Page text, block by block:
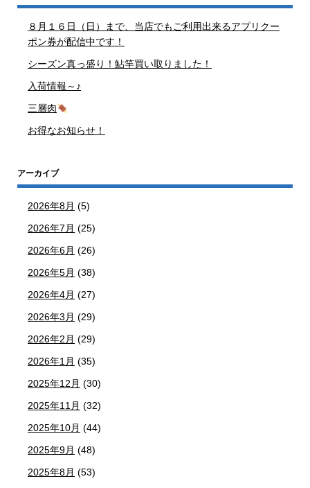
８月１６日（日）まで、当店でもご利用出来るアプリクー
ポン券が配信中です！
シーズン真っ盛り！鮎竿買い取りました！
入荷情報～♪
三層肉
お得なお知らせ！
アーカイブ
2026年8月 (5)
2026年7月 (25)
2026年6月 (26)
2026年5月 (38)
2026年4月 (27)
2026年3月 (29)
2026年2月 (29)
2026年1月 (35)
2025年12月 (30)
2025年11月 (32)
2025年10月 (44)
2025年9月 (48)
2025年8月 (53)